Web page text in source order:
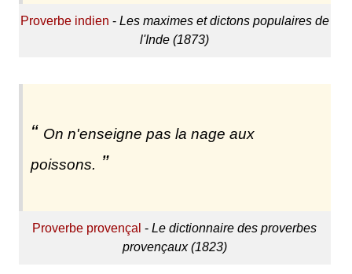
Proverbe indien - Les maximes et dictons populaires de
l'Inde (1873)
On n'enseigne pas la nage aux
poissons.
Proverbe provençal -Le dictionnaire des proverbes
provençaux (1823)